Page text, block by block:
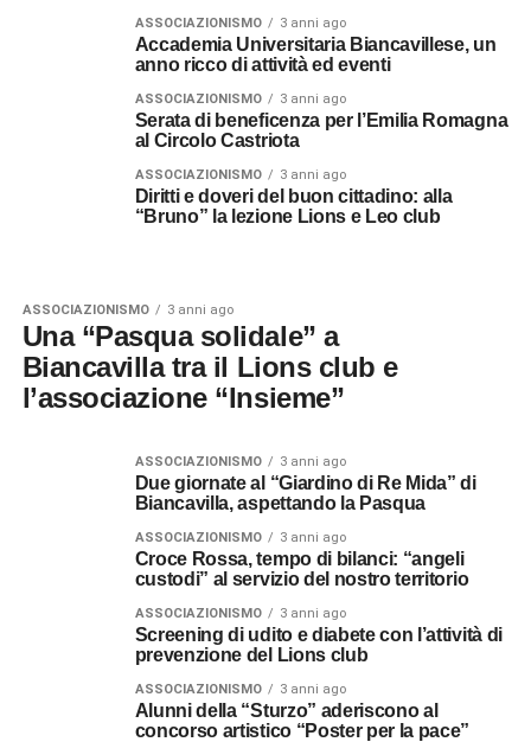
ASSOCIAZIONISMO 3 anni ago
Accademia Universitaria Biancavillese, un
anno ricco di attività ed eventi
ASSOCIAZIONISMO 3 anni ago
Serata di beneficenza per l’Emilia Romagna
al Circolo Castriota
ASSOCIAZIONISMO 3 anni ago
Diritti e doveri del buon cittadino: alla
“Bruno” la lezione Lions e Leo club
ASSOCIAZIONISMO 3 anni ago
Una “Pasqua solidale” a
Biancavilla tra il Lions club e
l’associazione “Insieme”
ASSOCIAZIONISMO 3 anni ago
Due giornate al “Giardino di Re Mida” di
Biancavilla, aspettando la Pasqua
ASSOCIAZIONISMO 3 anni ago
Croce Rossa, tempo di bilanci: “angeli
custodi” al servizio del nostro territorio
ASSOCIAZIONISMO 3 anni ago
Screening di udito e diabete con l’attività di
prevenzione del Lions club
ASSOCIAZIONISMO 3 anni ago
Alunni della “Sturzo” aderiscono al
concorso artistico “Poster per la pace”